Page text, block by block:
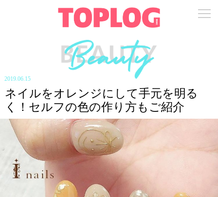
2019.06.15
ネイルをオレンジにして手元を明る
く！セルフの色の作り方もご紹介